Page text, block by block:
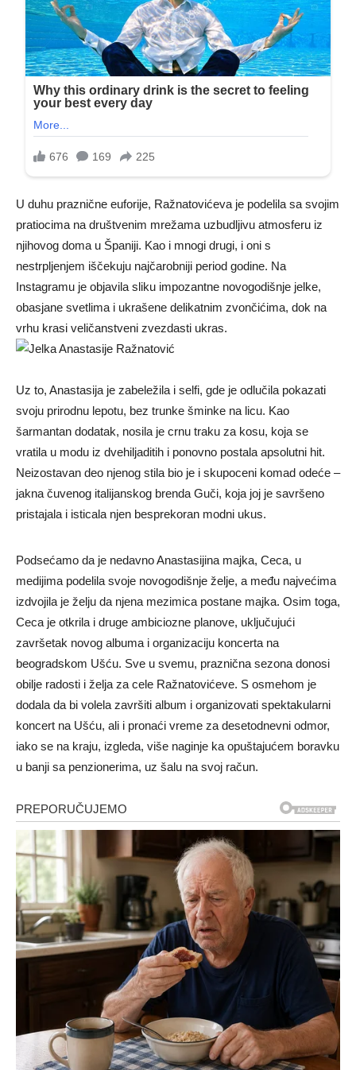
U duhu praznične euforije, Ražnatovićeva je podelila sa svojim
pratiocima na društvenim mrežama uzbudljivu atmosferu iz
njihovog doma u Španiji. Kao i mnogi drugi, i oni s
nestrpljenjem iščekuju najčarobniji period godine. Na
Instagramu je objavila sliku impozantne novogodišnje jelke,
obasjane svetlima i ukrašene delikatnim zvončićima, dok na
vrhu krasi veličanstveni zvezdasti ukras.
Uz to, Anastasija je zabeležila i selfi, gde je odlučila pokazati
svoju prirodnu lepotu, bez trunke šminke na licu. Kao
šarmantan dodatak, nosila je crnu traku za kosu, koja se
vratila u modu iz dvehiljaditih i ponovno postala apsolutni hit.
Neizostavan deo njenog stila bio je i skupoceni komad odeće –
jakna čuvenog italijanskog brenda Guči, koja joj je savršeno
pristajala i isticala njen besprekoran modni ukus.
Podsećamo da je nedavno Anastasijina majka, Ceca, u
medijima podelila svoje novogodišnje želje, a među najvećima
izdvojila je želju da njena mezimica postane majka. Osim toga,
Ceca je otkrila i druge ambiciozne planove, uključujući
završetak novog albuma i organizaciju koncerta na
beogradskom Ušću. Sve u svemu, praznična sezona donosi
obilje radosti i želja za cele Ražnatovićeve. S osmehom je
dodala da bi volela završiti album i organizovati spektakularni
koncert na Ušću, ali i pronaći vreme za desetodnevni odmor,
iako se na kraju, izgleda, više naginje ka opuštajućem boravku
u banji sa penzionerima, uz šalu na svoj račun.